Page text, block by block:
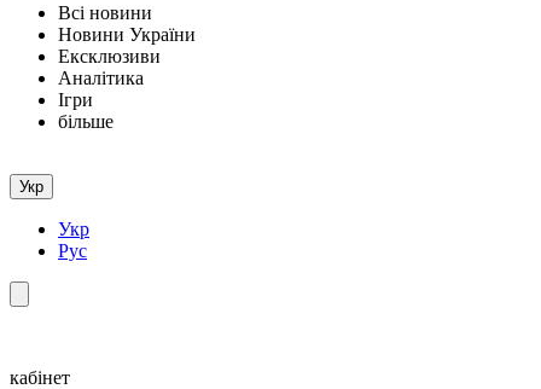
Всі новини
Новини України
Ексклюзиви
Аналітика
Ігри
більше
Укр
Укр
Рус
кабінет